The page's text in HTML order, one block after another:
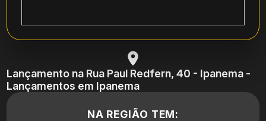
Lançamento na Rua Paul Redfern, 40 - Ipanema -
Lançamentos em Ipanema
NA REGIÃO TEM: